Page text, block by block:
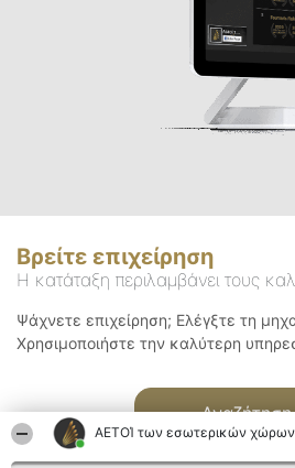
ΑΕΤΟΊ των εσωτερικών χώρων
Βρείτε επιχείρηση
Η κατάταξη περιλαμβάνει τους
Ψάχνετε επιχείρηση; Ελέγξτε τη
Χρησιμοποιήστε την καλύτερη
Αναζήτηση